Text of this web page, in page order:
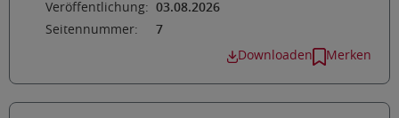
Veröffentlichung:
03.08.2026
Seitennummer:
7
Downloaden Merken